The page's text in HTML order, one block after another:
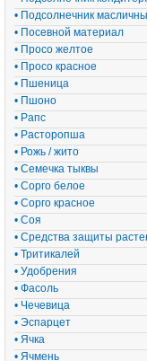
• Подсолнечник
• Посевной материал
• Просо желтое
• Просо красное
• Пшеница
• Пшоно
• Рапс
• Расторопша
• Рожь / жито
• Семечка тыквы
• Сорго белое
• Сорго красное
• Соя
• Средства защиты
• Тритикалей
• Удобрения
• Фасоль
• Чечевица
• Эспарцет
• Ячка
• Ячмень